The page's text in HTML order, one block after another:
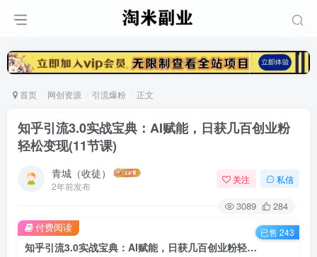
首页 网创资源 引流爆粉 正文
知乎引流3.0实战宝典：AI赋能，日获几百创业粉
轻松变现(11节课)
青城（收徒）
2年前发布
关注 私信
3089 284
知乎引流3.0实战宝典：AI赋能，日获几百创业粉轻松变现(11节课)
付费阅读 已售 243